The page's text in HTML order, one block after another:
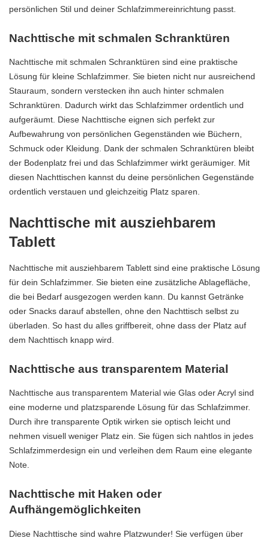
persönlichen Stil und deiner Schlafzimmereinrichtung passt.
Nachttische mit schmalen Schranktüren
Nachttische mit schmalen Schranktüren sind eine praktische
Lösung für kleine Schlafzimmer. Sie bieten nicht nur ausreichend
Stauraum, sondern verstecken ihn auch hinter schmalen
Schranktüren. Dadurch wirkt das Schlafzimmer ordentlich und
aufgeräumt. Diese Nachttische eignen sich perfekt zur
Aufbewahrung von persönlichen Gegenständen wie Büchern,
Schmuck oder Kleidung. Dank der schmalen Schranktüren bleibt
der Bodenplatz frei und das Schlafzimmer wirkt geräumiger. Mit
diesen Nachttischen kannst du deine persönlichen Gegenstände
ordentlich verstauen und gleichzeitig Platz sparen.
Nachttische mit ausziehbarem
Tablett
Nachttische mit ausziehbarem Tablett sind eine praktische Lösung
für dein Schlafzimmer. Sie bieten eine zusätzliche Ablagefläche,
die bei Bedarf ausgezogen werden kann. Du kannst Getränke
oder Snacks darauf abstellen, ohne den Nachttisch selbst zu
überladen. So hast du alles griffbereit, ohne dass der Platz auf
dem Nachttisch knapp wird.
Nachttische aus transparentem Material
Nachttische aus transparentem Material wie Glas oder Acryl sind
eine moderne und platzsparende Lösung für das Schlafzimmer.
Durch ihre transparente Optik wirken sie optisch leicht und
nehmen visuell weniger Platz ein. Sie fügen sich nahtlos in jedes
Schlafzimmerdesign ein und verleihen dem Raum eine elegante
Note.
Nachttische mit Haken oder
Aufhängemöglichkeiten
Diese Nachttische sind wahre Platzwunder! Sie verfügen über